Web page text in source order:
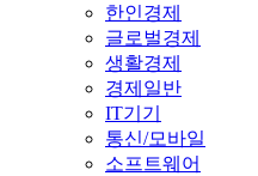
한인경제
글로벌경제
생활경제
경제일반
IT기기
통신/모바일
소프트웨어